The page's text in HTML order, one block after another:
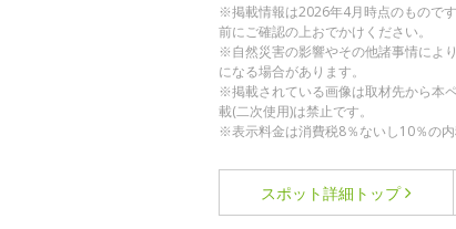
※掲載情報は2026年4月時点のもので
前にご確認の上おでかけください。
※自然災害の影響やその他諸事情によ
になる場合があります。
※掲載されている画像は取材先から本
載(二次使用)は禁止です。
※表示料金は消費税8％ないし10％の内
スポット詳細 トップ